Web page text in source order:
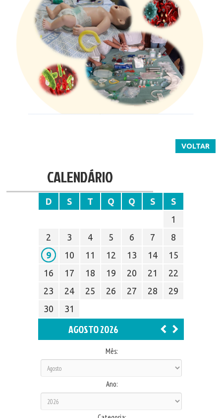
VOLTAR
CALENDÁRIO
D S T Q Q S
S
1
2
3 4 5 6 7
8
9
10 11 12 13 14
15
16
17 18 19 20 21
22
23
24 25 26 27 28
29
30
31
AGOSTO 2026
Mês:
Ano: